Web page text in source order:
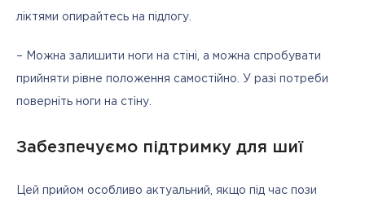
ліктями опирайтесь на підлогу.
– Можна залишити ноги на стіні, а можна спробувати
прийняти рівне положення самостійно. У разі потреби
поверніть ноги на стіну.
Забезпечуємо підтримку для шиї
Цей прийом особливо актуальний, якщо під час пози